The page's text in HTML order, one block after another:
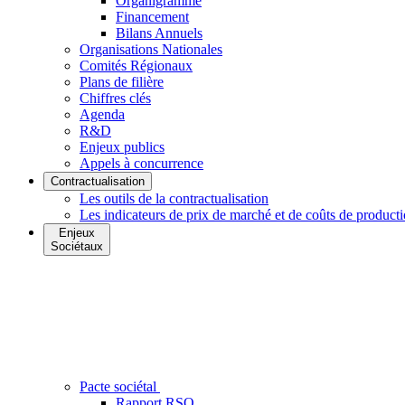
Financement
Bilans Annuels
Organisations Nationales
Comités Régionaux
Plans de filière
Chiffres clés
Agenda
R&D
Enjeux publics
Appels à concurrence
Contractualisation
Les outils de la contractualisation
Les indicateurs de prix de marché et de coûts de
Enjeux
Sociétaux
Pacte sociétal